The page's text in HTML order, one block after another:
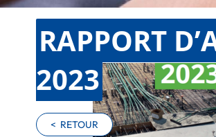
RAPPORT
2023
< RETOUR